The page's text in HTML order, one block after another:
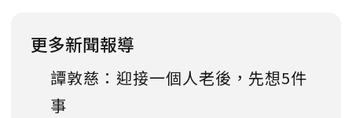
更多新聞報導
譚敦慈：迎接一個人老後，先想5件
事